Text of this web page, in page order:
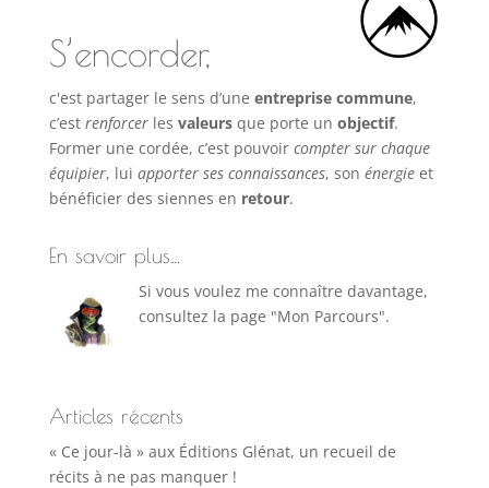
S’encorder,
c'est partager le sens d’une entreprise commune,
c’est renforcerles valeursque porte un objectif.
Former une cordée, c’est pouvoircompter sur chaque
équipier, lui apporter ses connaissances, son énergieet
bénéficier des siennes en retour.
En savoir plus…
Si vous voulez me connaître davantage,
consultez la page "Mon Parcours".
Articles récents
« Ce jour-là » aux Éditions Glénat, un recueil de
récits à ne pas manquer !